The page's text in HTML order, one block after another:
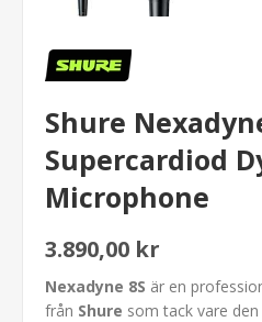
Shure
Supercardiod
Microphone
3.890,00 kr
Nexadyne 8S är en
från Shure som tack vare